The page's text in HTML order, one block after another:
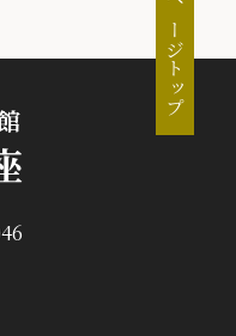
ページトップ